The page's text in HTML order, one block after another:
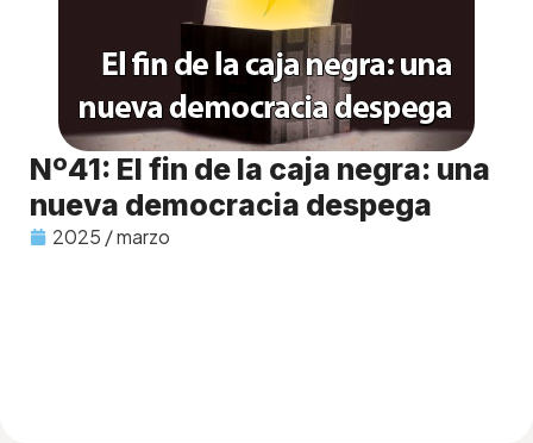
Nº41: El fin de la caja negra: una
nueva democracia despega
2025 / marzo